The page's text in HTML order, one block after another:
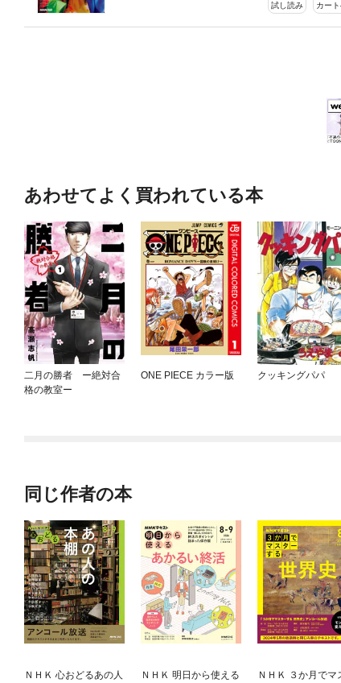
試し読み カー
あわせてよく買われている本
二月の勝者 ー絶対合
格の教室ー
ONE PIECE カラー版 クッキングパパ
同じ作者の本
ＮＨＫ 心おどるあの人
ＮＨＫ 明日から使える
ＮＨＫ ３か月でマ